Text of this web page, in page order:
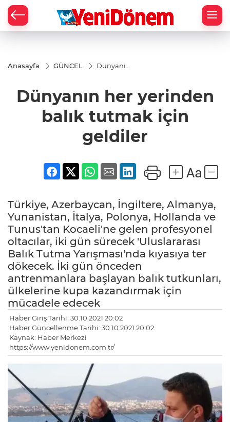
Anasayfa GÜNCEL
Dünyanın
balık
tutmak
geldiler
Dünyanın her yerinden
balık tutmak için
geldiler
Türkiye, Azerbaycan, İngiltere, Almanya,
Yunanistan, İtalya, Polonya, Hollanda ve
Tunus'tan Kocaeli'ne gelen profesyonel
oltacılar, iki gün sürecek 'Uluslararası
Balık Tutma Yarışması'nda kıyasıya ter
dökecek. İki gün önceden
antrenmanlara başlayan balık tutkunları,
ülkelerine kupa kazandırmak için
mücadele edecek
Haber Giriş Tarihi: 30.10.2021 20:02
Haber Güncellenme Tarihi: 30.10.2021 20:02
Kaynak: Haber Merkezi
https://www.yenidonem.com.tr/